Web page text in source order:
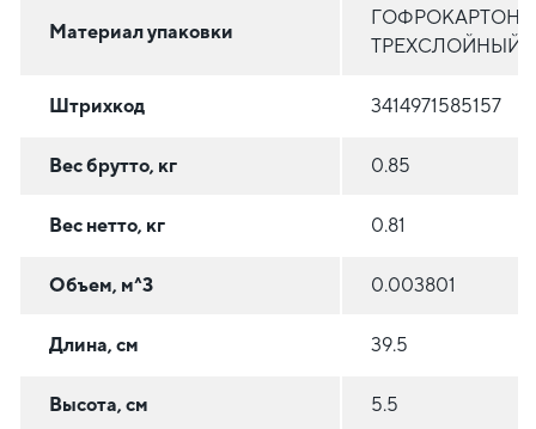
Материал упаковки
ГОФРОКАРТОН
ТРЕХСЛОЙНЫЙ
Штрихкод 3414971585157
Вес брутто, кг 0.85
Вес нетто, кг 0.81
Объем, м^3 0.003801
Длина, см 39.5
Высота, см 5.5